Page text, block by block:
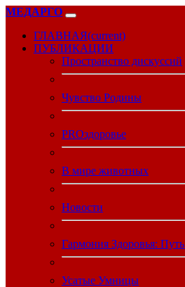
МЕДАРГО
ГЛАВНАЯ(current)
ПУБЛИКАЦИИ
Пространство дискуссий
Чувство Родины
PROздоровье
В мире животных
Новости
Гармония Здоровья:
Усатые Умницы